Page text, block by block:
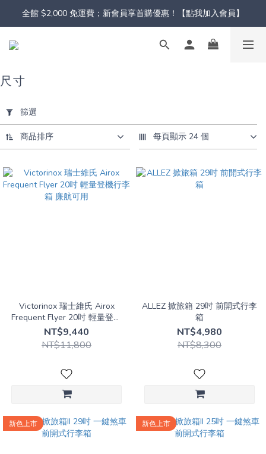
全館 $2,000 免運費；新會員享首購優惠！【點我加入會員】
用
篩
選
(0/20)
顏
藍
尺
尺寸
篩選
商品排序 每頁顯示 24 個
Victorinox 瑞士維氏 Airox
Frequent Flyer 20吋 輕量登機
行李箱 廉航可用
NT$9,440
NT$11,800
ALLEZ 掀旅箱 29吋 前開式行李
箱
NT$4,980
NT$8,300
新色上市 新色上市